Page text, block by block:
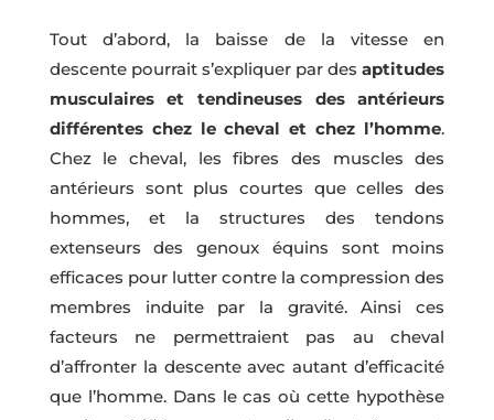
Tout d’abord, la baisse de la vitesse en
descente pourrait s’expliquer par desaptitudes
musculaires et tendineuses des antérieurs
différentes chez le cheval et chez l’homme.
Chez le cheval, les fibres des muscles des
antérieurs sont plus courtes que celles des
hommes, et la structures des tendons
extenseurs des genoux équins sont moins
efficaces pour lutter contre la compression des
membres induite par la gravité. Ainsi ces
facteurs ne permettraient pas au cheval
d’affronter la descente avec autant d’efficacité
que l’homme. Dans le cas où cette hypothèse